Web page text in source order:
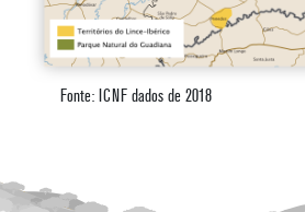
Fonte: ICNF dados de 2018